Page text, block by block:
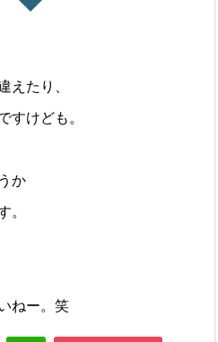
えたり、
すけども。
か
。
ねー。笑